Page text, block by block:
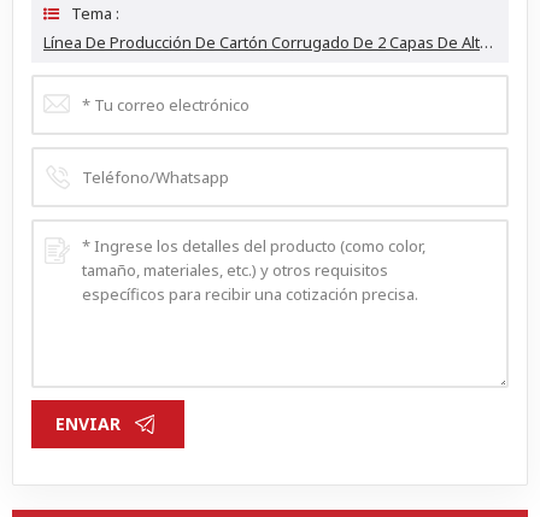
Tema :
Línea De Producción De Cartón Corrugado De 2 Capas De Alta Velocidad
ENVIAR